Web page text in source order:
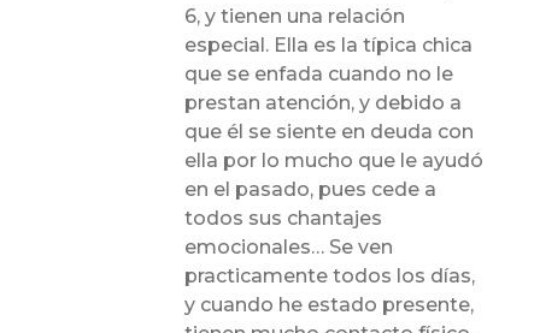
6, y tienen una relación
especial. Ella es la típica chica
que se enfada cuando no le
prestan atención, y debido a
que él se siente en deuda con
ella por lo mucho que le ayudó
en el pasado, pues cede a
todos sus chantajes
emocionales… Se ven
practicamente todos los días,
y cuando he estado presente,